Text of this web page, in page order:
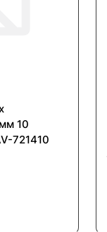
10
721410